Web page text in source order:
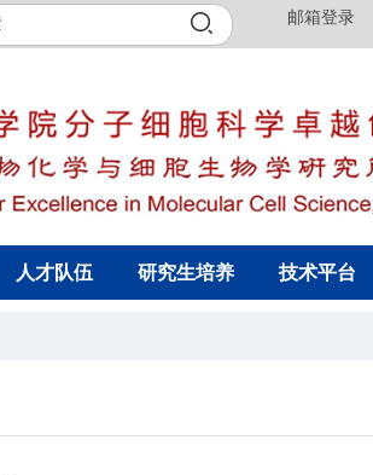
邮箱登录
人才队伍 研究生培养 技术平台